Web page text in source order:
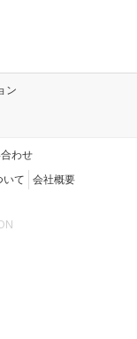
ン
わせ
いて 会社概要